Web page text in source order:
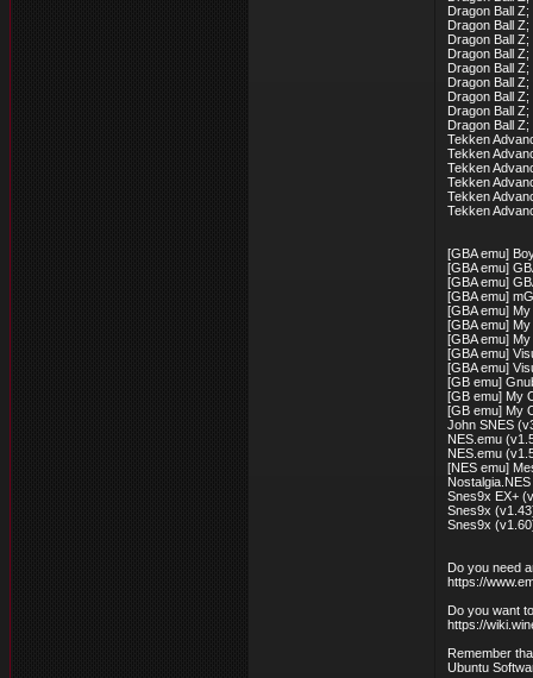
Dragon Ball
Dragon Ball
Dragon Ball
Dragon Ball
Dragon Ball
Dragon Ball
Dragon Ball
Dragon Ball
Dragon Ball
Tekken
Tekken
Tekken
Tekken
Tekken
Tekken
[GBA emu]
[GBA emu]
[GBA emu]
[GBA emu]
[GBA emu]
[GBA emu]
[GBA emu]
[GBA emu]
[GBA emu]
[GB emu]
[GB emu] My
[GB emu] My
John SNES
NES.emu
NES.emu
[NES emu]
Snes9x EX+
Snes9x
Snes9x
Do you need
https://
Do you want
https://
Remember
Ubuntu